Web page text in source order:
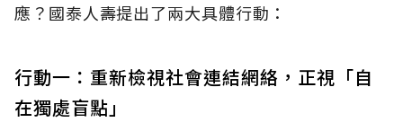
應？國泰人壽提出了兩大具體行動：
行動一：重新檢視社會連結網絡，正視「自
在獨處盲點」